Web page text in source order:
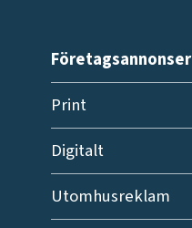
Företagsannonser
Print
Digitalt
Utomhusreklam